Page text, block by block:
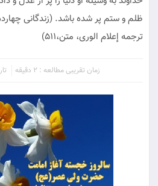
ظلم و ستم پر شده باشد. (زندگانى
ترجمه إعلام الورى، متن،511)
زمان تقریبی مطالعه : 2 دقیقه